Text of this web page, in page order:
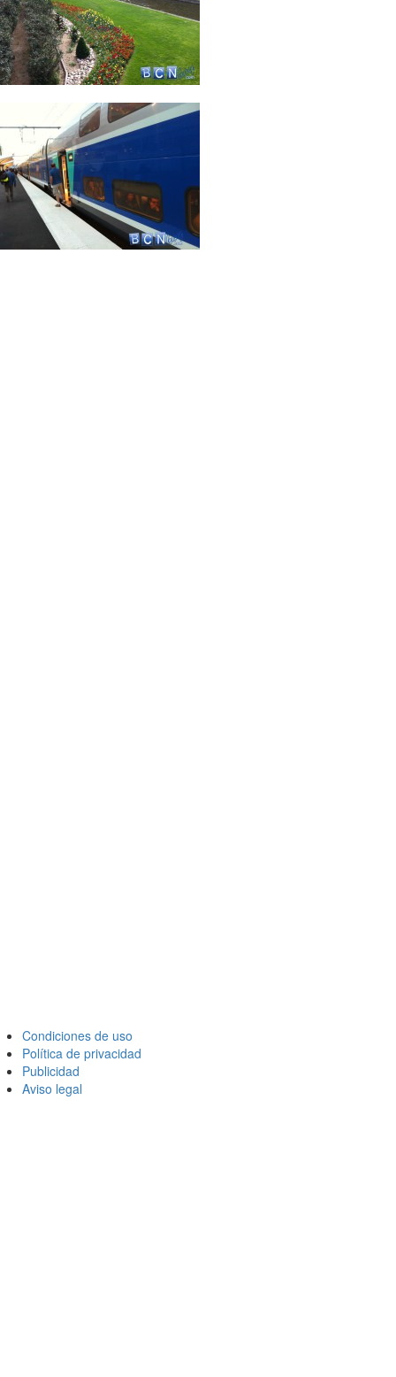
Condiciones de uso
Política de privacidad
Publicidad
Aviso legal